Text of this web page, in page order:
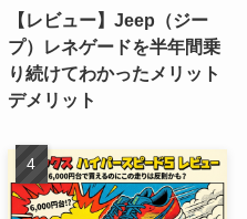
【レビュー】Jeep（ジー
プ）レネゲードを半年間乗
り続けてわかったメリット
デメリット